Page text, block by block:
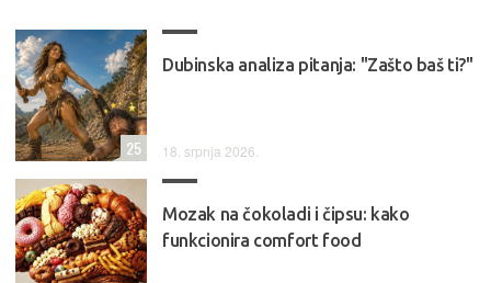
Dubinska analiza pitanja: "Zašto baš ti?"
18. srpnja 2026.
25
Mozak na čokoladi i čipsu: kako
funkcionira comfort food